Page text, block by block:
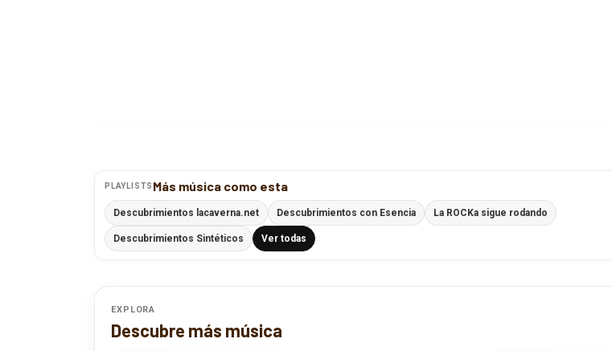
PLAYLISTS Más música como esta
Descubrimientos lacaverna.net Descubrimientos con Esencia La ROCKa sigue rodando
Descubrimientos Sintéticos Ver todas
EXPLORA
Descubre más música